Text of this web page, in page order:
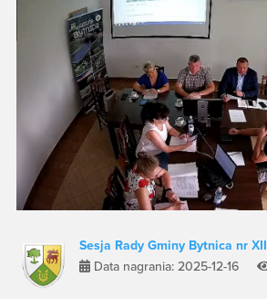
Sesja Rady Gminy Bytnica nr XII
Data nagrania: 2025-12-16